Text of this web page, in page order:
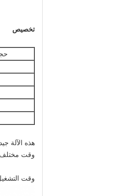
تخصيص
هذه الآلة
وقت مختلف
وقت